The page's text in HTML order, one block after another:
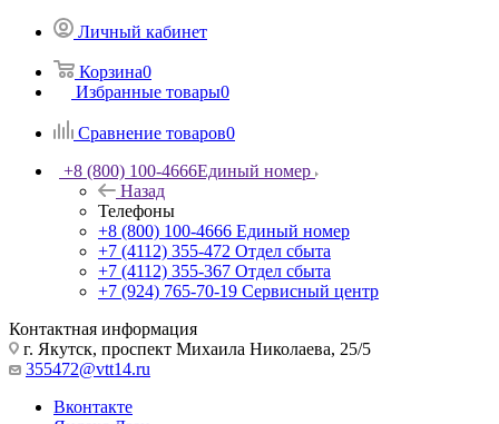
Личный кабинет
Корзина0
Избранные товары0
Сравнение товаров0
+8 (800) 100-4666Единый номер
Назад
Телефоны
+8 (800) 100-4666 Единый номер
+7 (4112) 355-472 Отдел сбыта
+7 (4112) 355-367 Отдел сбыта
+7 (924) 765-70-19 Сервисный центр
Контактная информация
г. Якутск, проспект Михаила Николаева, 25/5
355472@vtt14.ru
Вконтакте